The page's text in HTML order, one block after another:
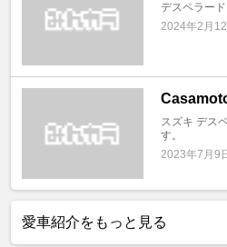
デスペラー
2024年2月12
スズキ デス
す。
2023年7月9
愛車紹介をもっと見る